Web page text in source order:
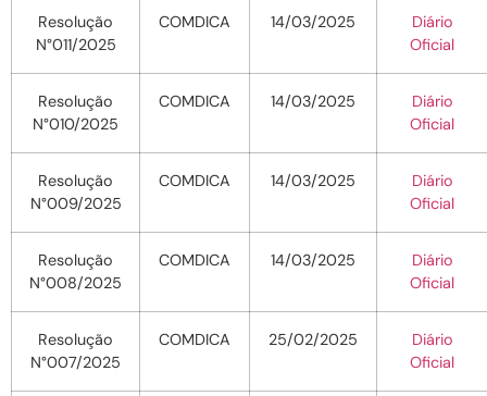
Resolução
N°011/2025
COMDICA 14/03/2025
Diário
Oficial
Resolução
N°010/2025
COMDICA 14/03/2025
Diário
Oficial
Resolução
N°009/2025
COMDICA 14/03/2025
Diário
Oficial
Resolução
N°008/2025
COMDICA 14/03/2025
Diário
Oficial
Resolução
N°007/2025
COMDICA 25/02/2025
Diário
Oficial